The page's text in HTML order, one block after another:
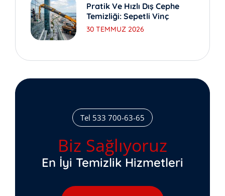
Pratik Ve Hızlı Dış Cephe
Temizliği: Sepetli Vinç
30 TEMMUZ 2026
Tel 533 700-63-65
Biz Sağlıyoruz
En İyi Temizlik Hizmetleri